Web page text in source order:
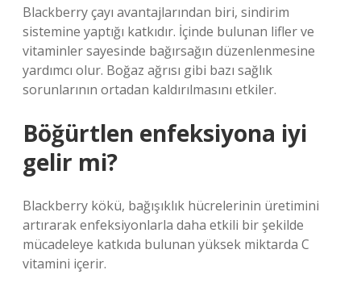
Blackberry çayı avantajlarından biri, sindirim
sistemine yaptığı katkıdır. İçinde bulunan lifler ve
vitaminler sayesinde bağırsağın düzenlenmesine
yardımcı olur. Boğaz ağrısı gibi bazı sağlık
sorunlarının ortadan kaldırılmasını etkiler.
Böğürtlen enfeksiyona iyi
gelir mi?
Blackberry kökü, bağışıklık hücrelerinin üretimini
artırarak enfeksiyonlarla daha etkili bir şekilde
mücadeleye katkıda bulunan yüksek miktarda C
vitamini içerir.